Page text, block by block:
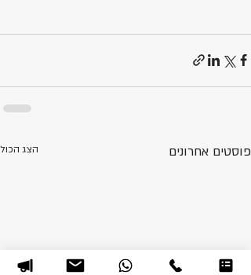
פוסטים אחרונים הצג הכול